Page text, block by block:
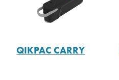
QIKPAC CARRY